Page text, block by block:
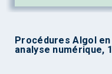
Procédures Algol en
analyse numérique, 1